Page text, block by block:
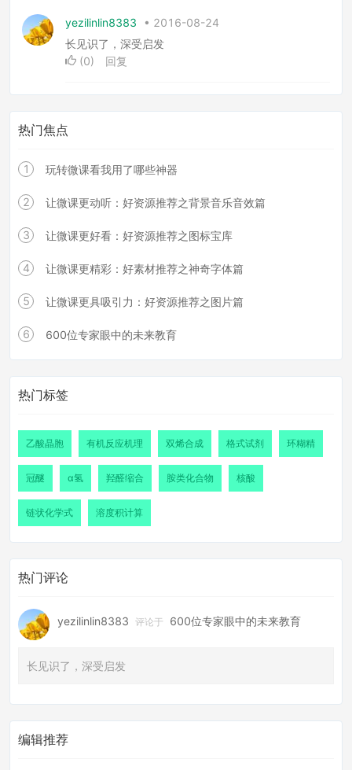
yezilinlin8383 • 2016-08-24
长见识了，深受启发
(0) 回复
热门焦点
1 玩转微课看我用了哪些神器
2 让微课更动听：好资源推荐之背景音乐音效篇
3 让微课更好看：好资源推荐之图标宝库
4 让微课更精彩：好素材推荐之神奇字体篇
5 让微课更具吸引力：好资源推荐之图片篇
6 600位专家眼中的未来教育
热门标签
乙酸晶胞 有机反应机理 双烯合成 格式试剂 环糊精
冠醚 α氢 羟醛缩合 胺类化合物 核酸
链状化学式 溶度积计算
热门评论
yezilinlin8383 评论于 600位专家眼中的未来教育
长见识了，深受启发
编辑推荐